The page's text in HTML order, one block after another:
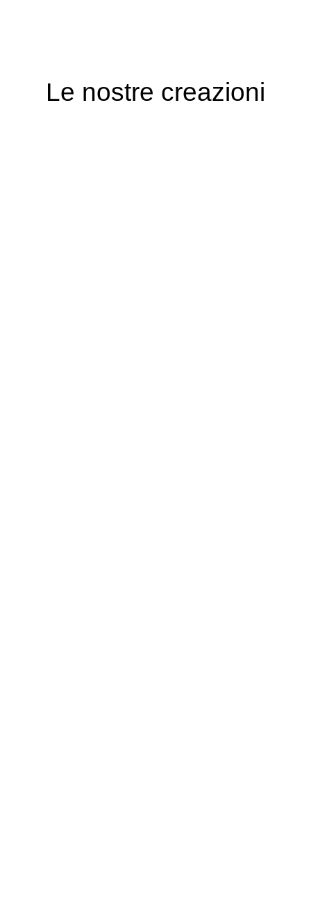
​​Le nostre creazioni